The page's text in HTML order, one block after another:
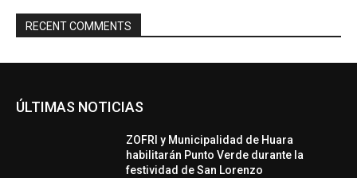
RECENT COMMENTS
ÚLTIMAS NOTICIAS
ZOFRI y Municipalidad de Huara
habilitarán Punto Verde durante la
festividad de San Lorenzo